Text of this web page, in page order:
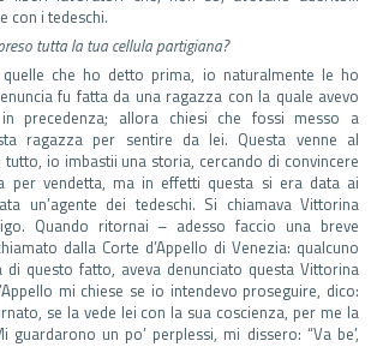
con i tedeschi.
tutta la tua cellula partigiana?
che ho detto prima, io naturalmente le ho
fu fatta da una ragazza con la quale avevo
precedenza; allora chiesi che fossi messo a
ragazza per sentire da lei. Questa venne al
io imbastii una storia, cercando di convincere
per vendetta, ma in effetti questa si era data ai
un’agente dei tedeschi. Si chiamava Vittorina
Quando ritornai – adesso faccio una breve
dalla Corte d’Appello di Venezia: qualcuno
di questo fatto, aveva denunciato questa Vittorina
mi chiese se io intendevo proseguire, dico:
se la vede lei con la sua coscienza, per me la
guardarono un po’ perplessi, mi dissero: “Va be’,